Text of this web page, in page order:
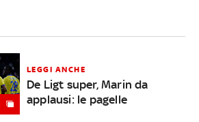
LEGGI ANCHE
De Ligt super, Marin da
applausi: le pagelle